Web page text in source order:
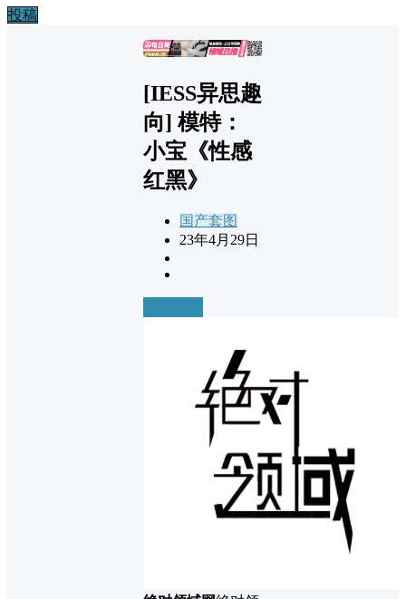
投稿
广告
[IESS异思趣
向] 模特：
小宝《性感
红黑》
国产套图
23年4月29日